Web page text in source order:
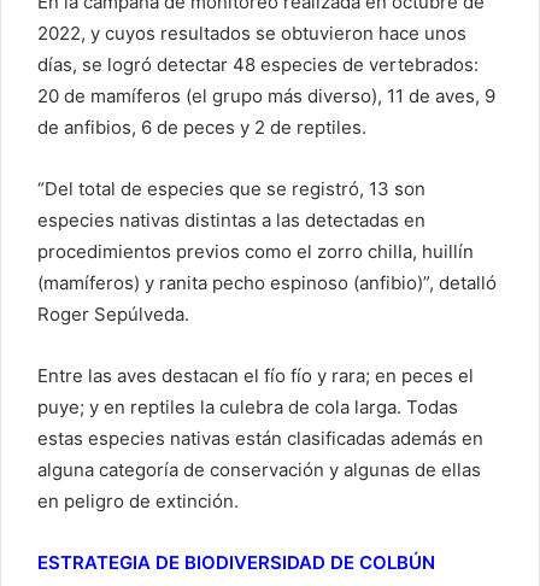
2022, y cuyos resultados se obtuvieron hace unos
días, se logró detectar 48 especies de vertebrados:
20 de mamíferos (el grupo más diverso), 11 de aves, 9
de anfibios, 6 de peces y 2 de reptiles.
“Del total de especies que se registró, 13 son
especies nativas distintas a las detectadas en
procedimientos previos como el zorro chilla, huillín
(mamíferos) y ranita pecho espinoso (anfibio)”, detalló
Roger Sepúlveda.
Entre las aves destacan el fío fío y rara; en peces el
puye; y en reptiles la culebra de cola larga. Todas
estas especies nativas están clasificadas además en
alguna categoría de conservación y algunas de ellas
en peligro de extinción.
ESTRATEGIA DE BIODIVERSIDAD DE COLBÚN